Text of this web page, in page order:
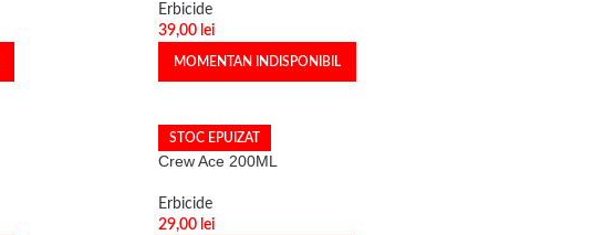
Erbicide
39,00 lei
MOMENTAN INDISPONIBIL
STOC EPUIZAT
Crew Ace 200ML
Erbicide
29,00 lei